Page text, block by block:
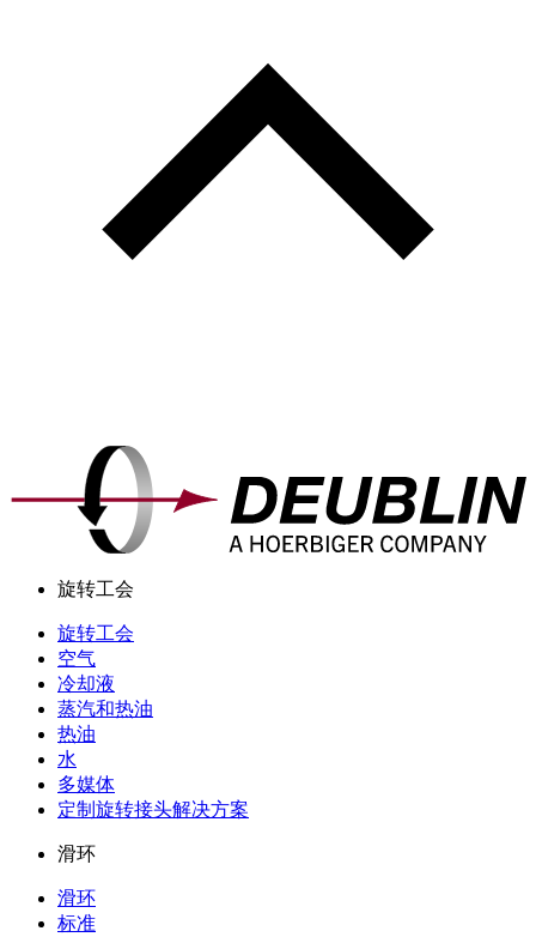
旋转工会
旋转工会
空气
冷却液
蒸汽和热油
热油
水
多媒体
定制旋转接头解决方案
滑环
滑环
标准